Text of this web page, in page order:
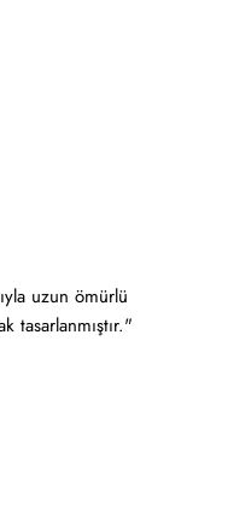
uzun ömürlü
tasarlanmıştır."